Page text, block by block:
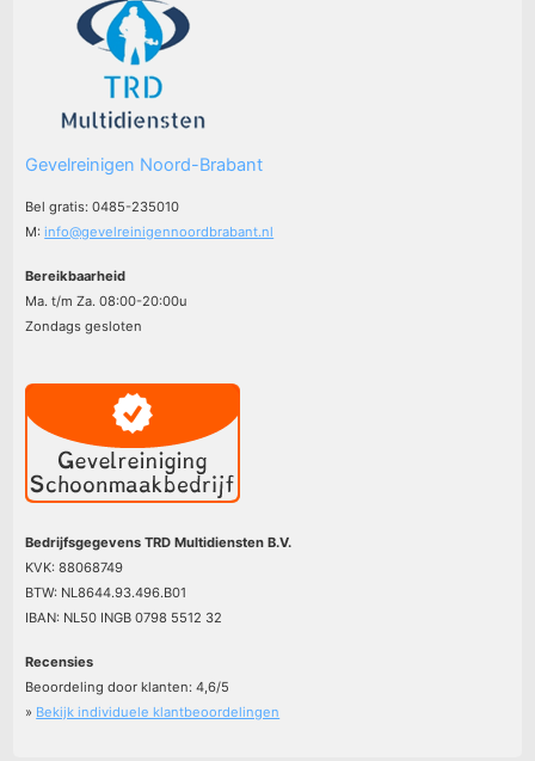
Gevelreinigen Noord-Brabant
Bel gratis: 0485-235010
M:info@gevelreinigennoordbrabant.nl
Bereikbaarheid
Ma. t/m Za. 08:00-20:00u
Zondags gesloten
Bedrijfsgegevens TRD Multidiensten B.V.
KVK: 88068749
BTW: NL8644.93.496.B01
IBAN: NL50 INGB 0798 5512 32
Recensies
Beoordeling door klanten:4,6/5
» Bekijk individuele klantbeoordelingen